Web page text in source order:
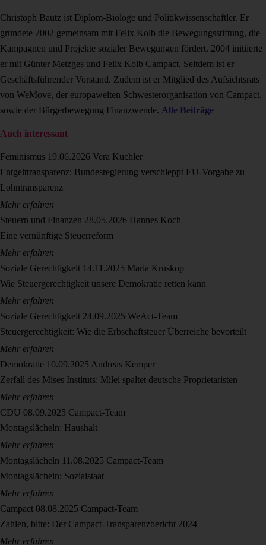
Christoph Bautz ist Diplom-Biologe und Politikwissenschaftler. Er
gründete 2002 gemeinsam mit Felix Kolb die Bewegungsstiftung, die
Kampagnen und Projekte sozialer Bewegungen fördert. 2004 initiierte
er mit Günter Metzges und Felix Kolb Campact. Seitdem ist er
Geschäftsführender Vorstand. Zudem ist er Mitglied des Aufsichtsrats
von WeMove, der europaweiten Schwesterorganisation von Campact,
sowie der Bürgerbewegung Finanzwende. Alle Beiträge
Auch interessant
Feminismus 19.06.2026 Vera Kuchler
Entgelttransparenz: Bundesregierung verschleppt EU-Vorgabe zu
Lohntransparenz
Mehr erfahren
Steuern und Finanzen 28.05.2026 Hannes Koch
Eine vernünftige Steuerreform
Mehr erfahren
Soziale Gerechtigkeit 14.11.2025 Maria Kruskop
Wie Steuergerechtigkeit unsere Demokratie retten kann
Mehr erfahren
Soziale Gerechtigkeit 24.09.2025 WeAct-Team
Steuergerechtigkeit: Wie die Erbschaftsteuer Überreiche bevorteilt
Mehr erfahren
Demokratie 10.09.2025 Andreas Kemper
Zerfall des Mises Instituts: Milei spaltet deutsche Proprietaristen
Mehr erfahren
CDU 08.09.2025 Campact-Team
Montagslächeln: Haushalt
Mehr erfahren
Montagslächeln 11.08.2025 Campact-Team
Montagslächeln: Sozialstaat
Mehr erfahren
Campact 08.08.2025 Campact-Team
Zahlen, bitte: Der Campact-Transparenzbericht 2024
Mehr erfahren